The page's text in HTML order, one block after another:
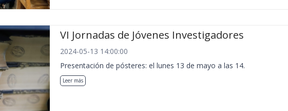
VI Jornadas de Jóvenes Investigadores
2024-05-13 14:00:00
Presentación de pósteres: el lunes 13 de mayo a las 14.
Leer más